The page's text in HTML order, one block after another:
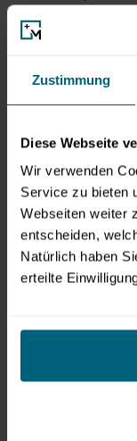
Zustimmung
Diese Webseite
Wir verwenden
Service zu bieten
Webseiten weiter
entscheiden,
Natürlich haben
erteilte
Wie bereits
Jahres live auf
zur Salzburger
Gemüse des
ab.
Hochzeitsfeeling
Der traditionelle
Können und
Werkstücke in